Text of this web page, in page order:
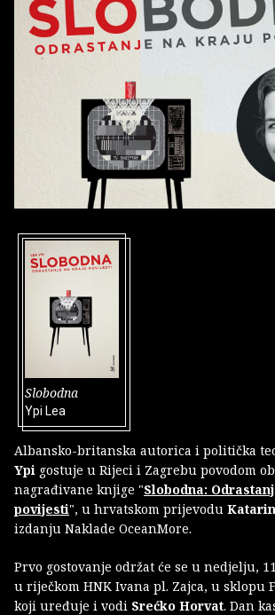
Slobodna
Ypi Lea
Albansko-britanska autorica i politička
Ypi gostuje u Rijeci i Zagrebu povodom
nagrađivane knjige "Slobodna:
povijesti", u hrvatskom prijevodu
izdanju Naklade OceanMore.
Prvo gostovanje održat će se u nedjelju,
u riječkom HNK Ivana pl. Zajca, u sklopu
koji uređuje i vodi Srećko Horvat. Dan